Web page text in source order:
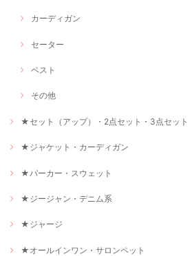
カーディガン
セーター
ベスト
その他
★セット（アップ）・2点セット・3点セット
★ジャケット・カーディガン
★パーカー・スウェット
★ジージャン・デニム系
★ジャージ
★オールインワン・サロンペット